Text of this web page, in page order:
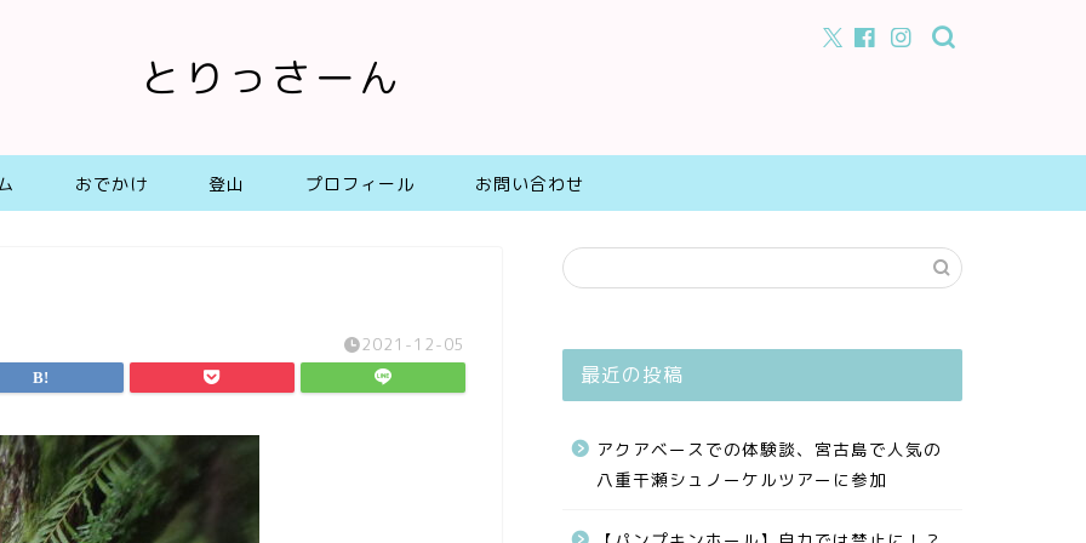
とりっさーん
おでかけ 登山 プロフィール お問い合わせ
2021-12-05
最近の投稿
アクアベースでの体験談、宮古島で人気の
八重干瀬シュノーケルツアーに参加